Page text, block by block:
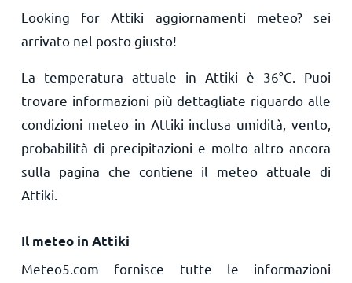
Looking for Attiki aggiornamenti meteo? sei
arrivato nel posto giusto!
La temperatura attuale in Attiki è 36°C . Puoi
trovare informazioni più dettagliate riguardo alle
condizioni meteo in Attiki inclusa umidità, vento,
probabilità di precipitazioni e molto altro ancora
sulla pagina che contiene il meteo attuale di
Attiki.
Il meteo in Attiki
Meteo5.com fornisce tutte le informazioni